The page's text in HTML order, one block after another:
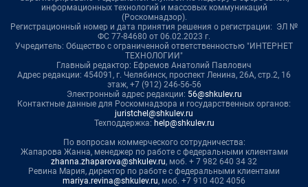
информационных технологий и массовых коммуникаций
(Роскомнадзор).
Регистрационный номер и дата принятия решения о регистрации: ЭЛ №
ФС 77-84680 от 06.02.2023 г.
Учредитель: Общество с ограниченной ответственностью "ИНТЕРНЕТ
ТЕХНОЛОГИИ"
Главный редактор: Ефремов Анатолий Павлович
Адрес редакции: 454091, г. Челябинск, проспект Ленина, 26А, стр.2, 16
этаж, +7 (912) 246-56-56
Электронный адрес редакции: 56@shkulev.ru
Контактные данные для Роскомнадзора и государственных органов:
juristchel@shkulev.ru
Техподдержка: help@shkulev.ru
По вопросам коммерческого сотрудничества:
Жапарова Жанна, менеджер по работе с федеральными клиентами
zhanna.zhaparova@shkulev.ru, моб. + 7 982 640 34 32
Ревина Мария, директор по работе с федеральными клиентами
mariya.revina@shkulev.ru, моб. +7 910 402 4056